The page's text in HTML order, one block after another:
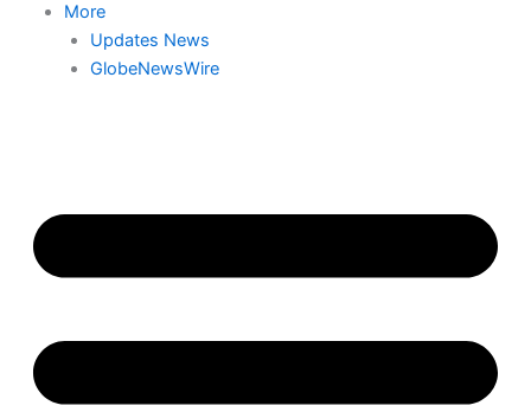
More
Updates News
GlobeNewsWire